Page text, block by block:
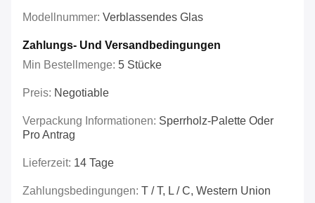
Modellnummer: Verblassendes Glas
Zahlungs- Und Versandbedingungen
Min Bestellmenge: 5 Stücke
Preis: Negotiable
Verpackung Informationen: Sperrholz-Palette Oder
Pro Antrag
Lieferzeit: 14 Tage
Zahlungsbedingungen: T / T, L / C, Western Union